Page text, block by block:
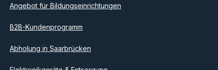
Angebot für Bildungseinrichtungen
B2B-Kundenprogramm
Abholung in Saarbrücken